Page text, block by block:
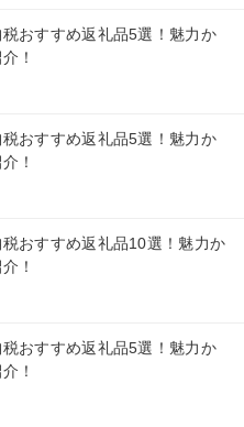
おすすめ返礼品5選！魅力か
！
おすすめ返礼品5選！魅力か
！
おすすめ返礼品10選！魅力か
！
おすすめ返礼品5選！魅力か
！